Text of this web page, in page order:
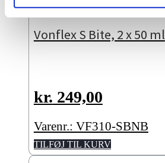
Vonflex S Bite, 2 x 50 ml
kr. 249,00
Varenr.: VF310-SBNB
TILFØJ TIL KURV